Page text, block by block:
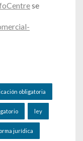
se
obligatoria
ley
jurídica